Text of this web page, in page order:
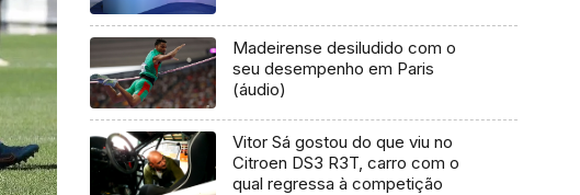
Madeirense desiludido com o
seu desempenho em Paris
(áudio)
Vitor Sá gostou do que viu no
Citroen DS3 R3T, carro com o
qual regressa à competição